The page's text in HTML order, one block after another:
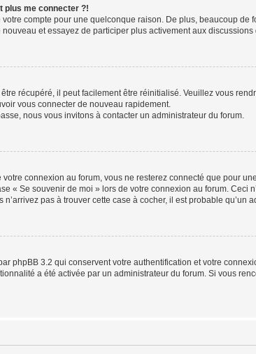
plus me connecter ?!
votre compte pour une quelconque raison. De plus, beaucoup
et essayez de participer plus activement aux discussions
récupéré, il peut facilement être réinitialisé. Veuillez vous
vous connecter de nouveau rapidement.
nous vous invitons à contacter un administrateur du forum.
connexion au forum, vous ne resterez connecté que pour
« Se souvenir de moi » lors de votre connexion au forum.
pas à trouver cette case à cocher, il est probable qu’un
phpBB 3.2 qui conservent votre authentification et votre
a été activée par un administrateur du forum. Si vous